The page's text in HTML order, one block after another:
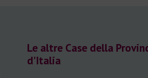
Le altre Case della
d'Italia